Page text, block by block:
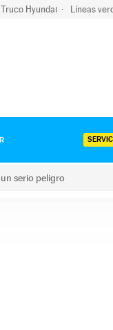
Truco Hyundai Líneas
serio peligro